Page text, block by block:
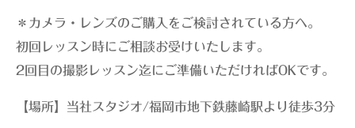
＊カメラ・レンズのご購入をご検討されている方へ。
初回レッスン時にご相談お受けいたします。
2回目の撮影レッスン迄にご準備いただければOKです。
【場所】当社スタジオ/福岡市地下鉄藤崎駅より徒歩3分